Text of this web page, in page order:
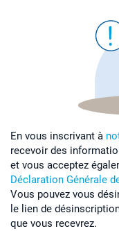
En vous inscrivant à
recevoir des
et vous acceptez
Déclaration Générale
Vous pouvez vous
le lien de
que vous recevrez.